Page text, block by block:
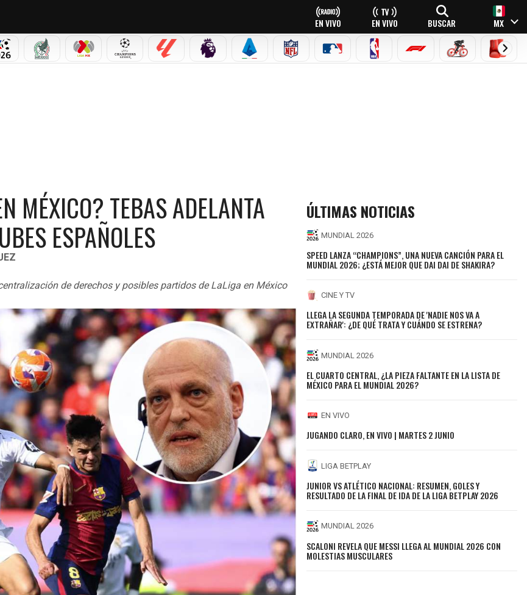
EN VIVO EN VIVO BUSCAR MX
MUNDIAL 2026SELECCIÓN MEXICANA
LIGA MX CHAMPIONS LEAGUE
LALIGA PREMIER LEAGUE
SERIE A NFL MLB NBA FÓRMULA 1CICLISMOBOXEO
MÉXICO? TEBAS ADELANTA
ESPAÑOLES
de derechos y posibles partidos de LaLiga en México
ÚLTIMAS NOTICIAS
MUNDIAL 2026
SPEED LANZA “CHAMPIONS”, UNA NUEVA CANCIÓN PARA EL
MUNDIAL 2026; ¿ESTÁ MEJOR QUE DAI DAI DE SHAKIRA?
CINE Y TV
LLEGA LA SEGUNDA TEMPORADA DE 'NADIE NOS VA A
EXTRAÑAR': ¿DE QUÉ TRATA Y CUÁNDO SE ESTRENA?
MUNDIAL 2026
EL CUARTO CENTRAL, ¿LA PIEZA FALTANTE EN LA LISTA DE
MÉXICO PARA EL MUNDIAL 2026?
EN VIVO
JUGANDO CLARO, EN VIVO | MARTES 2 JUNIO
LIGA BETPLAY
JUNIOR VS ATLÉTICO NACIONAL: RESUMEN, GOLES Y
RESULTADO DE LA FINAL DE IDA DE LA LIGA BETPLAY 2026
MUNDIAL 2026
SCALONI REVELA QUE MESSI LLEGA AL MUNDIAL 2026 CON
MOLESTIAS MUSCULARES